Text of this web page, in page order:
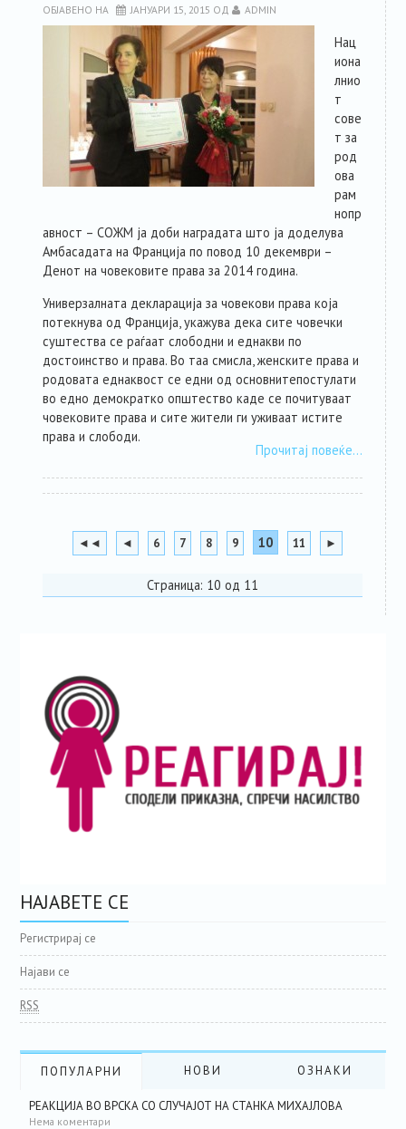
ОБЈАВЕНО НА ЈАНУАРИ 15, 2015 ОД ADMIN
Нац
иона
лнио
т
сове
т за
род
ова
рам
нопр
авност – СОЖМ ја доби наградата што ја доделува
Амбасадата на Франција по повод 10 декември –
Денот на човековите права за 2014 година.
Универзалната декларација за човекови права која
потекнува од Франција, укажува дека сите човечки
суштества се раѓаат слободни и еднакви по
достоинство и права. Во таа смисла, женските права и
родовата еднаквост се едни од основнитепостулати
во едно демократко општество каде се почитуваат
човековите права и сите жители ги уживаат истите
права и слободи.
Прочитај повеќе…
◄◄ ◄ 6 7 8 9 10 11 ►
Страница: 10 од 11
НАЈАВЕТЕ СЕ
Регистрирај се
Најави се
RSS
ПОПУЛАРНИ НОВИ ОЗНАКИ
РЕАКЦИЈА ВО ВРСКА СО СЛУЧАЈОТ НА СТАНКА МИХАЈЛОВА
Нема коментари